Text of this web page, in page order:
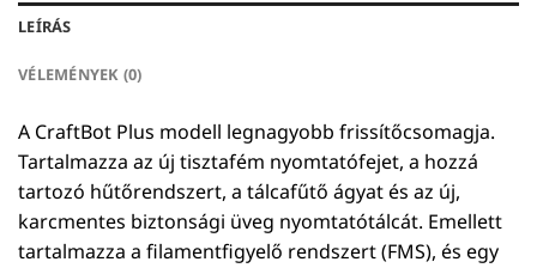
LEÍRÁS
VÉLEMÉNYEK (0)
A CraftBot Plus modell legnagyobb frissítőcsomagja.
Tartalmazza az új tisztafém nyomtatófejet, a hozzá
tartozó hűtőrendszert, a tálcafűtő ágyat és az új,
karcmentes biztonsági üveg nyomtatótálcát. Emellett
tartalmazza a filamentfigyelő rendszert (FMS), és egy